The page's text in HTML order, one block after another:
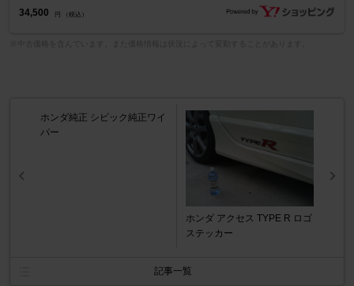
34,500 円 （税込）
ホンダ純正 シビック純正ワイ
パー
ホンダ アクセス TYPE R ロゴ
ステッカー
記事一覧